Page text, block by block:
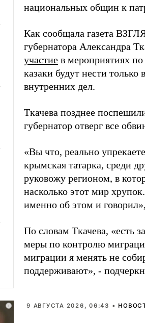
национальных общин к
Как сообщала газета
губернатора Александра
участие в мероприятиях
казаки будут нести
внутренних дел.
Ткачева позднее
губернатор отверг все
«Вы что, реально
крымская татарка, среди
руковожу регионом, в
насколько этот мир
именно об этом и
По словам Ткачева, «есть
меры по контролю
миграции я менять не
поддерживают», -
9 АВГУСТА 2026, 06:43 •